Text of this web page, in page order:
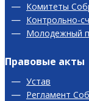
Комитеты
Контрольно-
Молодежный
Правовые акты
Устав
Регламент